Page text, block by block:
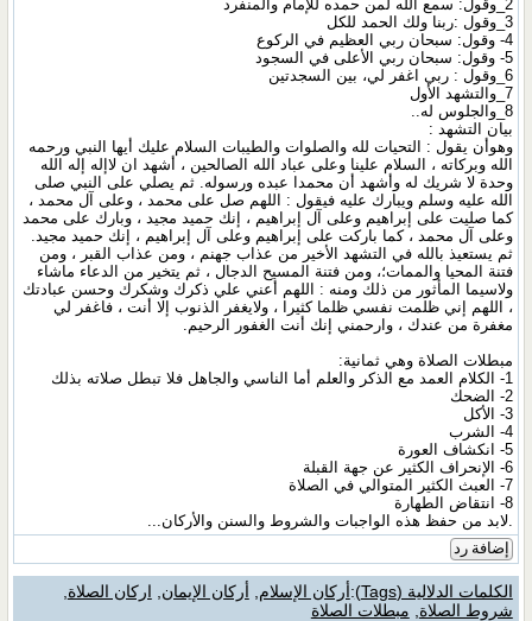
2_وقول: سمع الله لمن حمده للإمام والمنفرد
3_وقول :ربنا ولك الحمد للكل
4- وقول: سبحان ربي العظيم في الركوع
5- وقول: سبحان ربي الأعلى في السجود
6_وقول : ربي اغفر لي، بين السجدتين
7_والتشهد الأول
8_والجلوس له..
بيان التشهد :
وهوأن يقول : التحيات لله والصلوات والطيبات السلام عليك أيها النبي ورحمه
الله وبركاته ، السلام علينا وعلى عباد الله الصالحين ، أشهد ان لاإله إله الله
وحدة لا شريك له وأشهد أن محمدا عبده ورسوله. ثم يصلي على النبي صلى
الله عليه وسلم ويبارك عليه فيقول : اللهم صل على محمد ، وعلى آل محمد ،
كما صليت على إبراهيم وعلى آل إبراهيم ، إنك حميد مجيد ، وبارك على محمد
وعلى آل محمد ، كما باركت على إبراهيم وعلى آل إبراهيم ، إنك حميد مجيد.
ثم يستعيذ بالله في التشهد الأخير من عذاب جهنم ، ومن عذاب القبر ، ومن
فتنة المحيا والممات؛، ومن فتنة المسيح الدجال ، ثم يتخير من الدعاء ماشاء
ولاسيما المأثور من ذلك ومنه : اللهم أعني علي ذكرك وشكرك وحسن عبادتك
، اللهم إني ظلمت نفسي ظلما كثيرا ، ولايغفر الذنوب إلا أنت ، فاغفر لي
مغفرة من عندك ، وارحمني إنك أنت الغفور الرحيم.
مبطلات الصلاة وهي ثمانية:
1- الكلام العمد مع الذكر والعلم أما الناسي والجاهل فلا تبطل صلاته بذلك
2- الضحك
3- الأكل
4- الشرب
5- انكشاف العورة
6- الإنحراف الكثير عن جهة القبلة
7- العبث الكثير المتوالي في الصلاة
8- انتقاض الطهارة
.لابد من حفظ هذه الواجبات والشروط والسنن والأركان...
إضافة رد
الكلمات الدلالية (Tags) :أركان الإسلام أركان الإيمان اركان الصلاة
شروط الصلاة
مبطلات الصلاة